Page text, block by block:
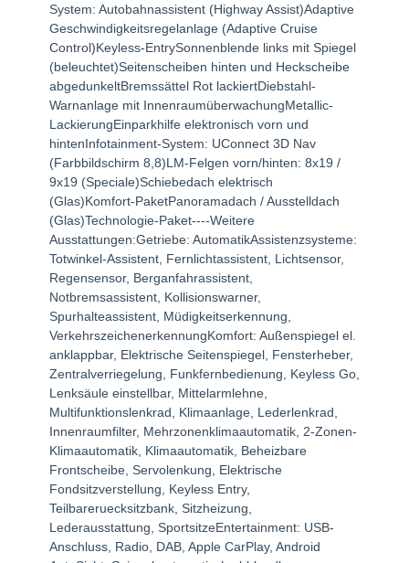
System: Autobahnassistent (Highway Assist)Adaptive
Geschwindigkeitsregelanlage (Adaptive Cruise
Control)Keyless-EntrySonnenblende links mit Spiegel
(beleuchtet)Seitenscheiben hinten und Heckscheibe
abgedunkeltBremssättel Rot lackiertDiebstahl-
Warnanlage mit InnenraumüberwachungMetallic-
LackierungEinparkhilfe elektronisch vorn und
hintenInfotainment-System: UConnect 3D Nav
(Farbbildschirm 8,8)LM-Felgen vorn/hinten: 8x19 /
9x19 (Speciale)Schiebedach elektrisch
(Glas)Komfort-PaketPanoramadach / Ausstelldach
(Glas)Technologie-Paket----Weitere
Ausstattungen:Getriebe: AutomatikAssistenzsysteme:
Totwinkel-Assistent, Fernlichtassistent, Lichtsensor,
Regensensor, Berganfahrassistent,
Notbremsassistent, Kollisionswarner,
Spurhalteassistent, Müdigkeitserkennung,
VerkehrszeichenerkennungKomfort: Außenspiegel el.
anklappbar, Elektrische Seitenspiegel, Fensterheber,
Zentralverriegelung, Funkfernbedienung, Keyless Go,
Lenksäule einstellbar, Mittelarmlehne,
Multifunktionslenkrad, Klimaanlage, Lederlenkrad,
Innenraumfilter, Mehrzonenklimaautomatik, 2-Zonen-
Klimaautomatik, Klimaautomatik, Beheizbare
Frontscheibe, Servolenkung, Elektrische
Fondsitzverstellung, Keyless Entry,
Teilbareruecksitzbank, Sitzheizung,
Lederausstattung, SportsitzeEntertainment: USB-
Anschluss, Radio, DAB, Apple CarPlay, Android